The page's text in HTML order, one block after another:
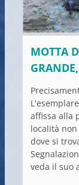
MOTTA
affissa alla
località
dove si
veda il suo